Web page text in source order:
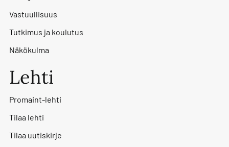
Vastuullisuus
Tutkimus ja koulutus
Näkökulma
Lehti
Promaint-lehti
Tilaa lehti
Tilaa uutiskirje